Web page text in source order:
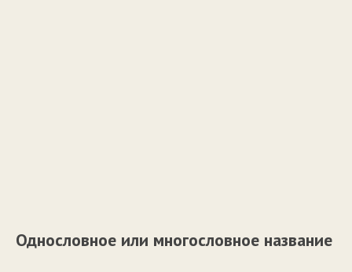
Однословное или многословное название